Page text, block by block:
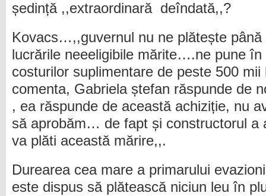
ședință ,,extraordinară deîndată,,?
Kovacs…,,guvernul nu ne plătește până
lucrările neeeligibile mărite….ne pune în
costurilor suplimentare de peste 500
comenta, Gabriela ștefan răspunde de
, ea răspunde de această achiziție, nu
să aprobăm… de fapt și constructorul a
va plăti această mărire,,.
Durearea cea mare a primarului
este dispus să plătească niciun leu în